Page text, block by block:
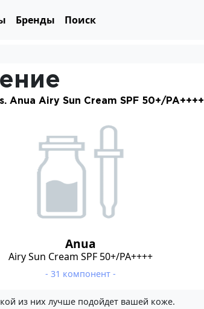
Бренды Поиск
Anua Airy Sun Cream SPF 50+/PA++++
Anua
Airy Sun Cream SPF 50+/PA++++
- 31 компонент -
из них лучше подойдет вашей коже.